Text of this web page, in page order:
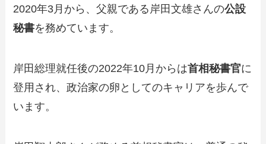
2020年3月から、父親である岸田文雄さんの公設
秘書を務めています。
岸田総理就任後の2022年10月からは首相秘書官に
登用され、政治家の卵としてのキャリアを歩んで
います。